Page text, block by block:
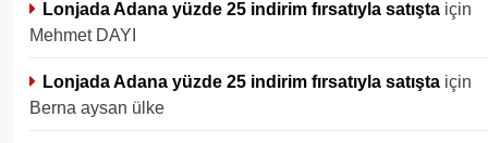
Lonjada Adana yüzde 25 indirim fırsatıyla satışta için
Mehmet DAYI
Lonjada Adana yüzde 25 indirim fırsatıyla satışta için
Berna aysan ülke